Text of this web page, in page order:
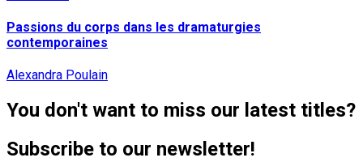
Passions du corps dans les dramaturgies
contemporaines
Alexandra Poulain
You don't want to miss our latest titles?
Subscribe to our newsletter!